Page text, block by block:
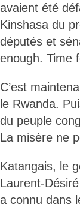
avaient été
Kinshasa du
députés et
enough. Time
C’est
le Rwanda.
du peuple
La misère ne
Katangais, le
Laurent-
a connu dans